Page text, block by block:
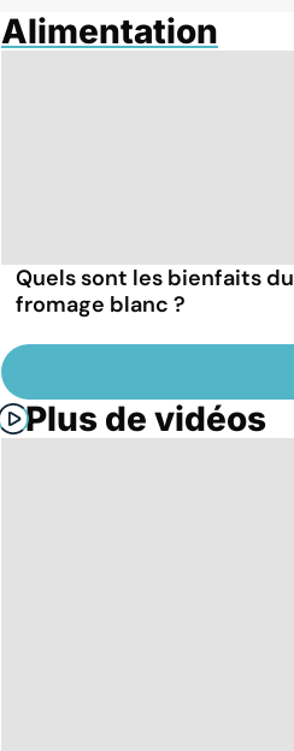
Alimentation
Quels sont les bienfaits du
fromage blanc ?
Plus de vidéos